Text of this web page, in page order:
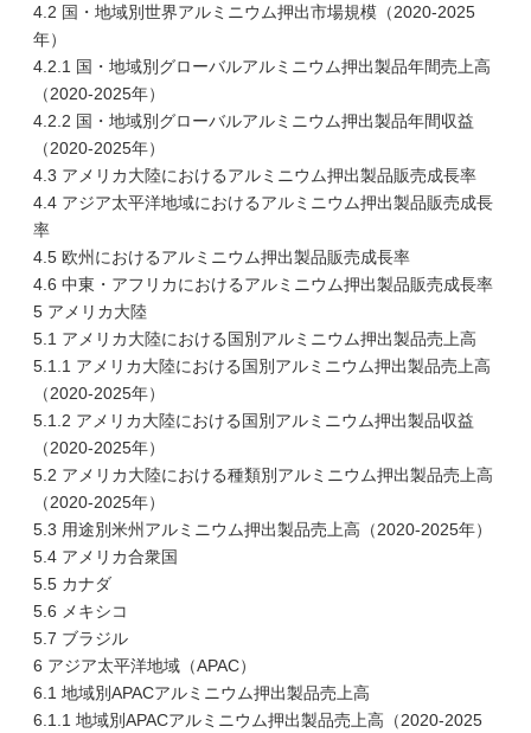
4.2 国・地域別世界アルミニウム押出市場規模（2020-2025
年）
4.2.1 国・地域別グローバルアルミニウム押出製品年間売上高
（2020-2025年）
4.2.2 国・地域別グローバルアルミニウム押出製品年間収益
（2020-2025年）
4.3 アメリカ大陸におけるアルミニウム押出製品販売成長率
4.4 アジア太平洋地域におけるアルミニウム押出製品販売成長
率
4.5 欧州におけるアルミニウム押出製品販売成長率
4.6 中東・アフリカにおけるアルミニウム押出製品販売成長率
5 アメリカ大陸
5.1 アメリカ大陸における国別アルミニウム押出製品売上高
5.1.1 アメリカ大陸における国別アルミニウム押出製品売上高
（2020-2025年）
5.1.2 アメリカ大陸における国別アルミニウム押出製品収益
（2020-2025年）
5.2 アメリカ大陸における種類別アルミニウム押出製品売上高
（2020-2025年）
5.3 用途別米州アルミニウム押出製品売上高（2020-2025年）
5.4 アメリカ合衆国
5.5 カナダ
5.6 メキシコ
5.7 ブラジル
6 アジア太平洋地域（APAC）
6.1 地域別APACアルミニウム押出製品売上高
6.1.1 地域別APACアルミニウム押出製品売上高（2020-2025